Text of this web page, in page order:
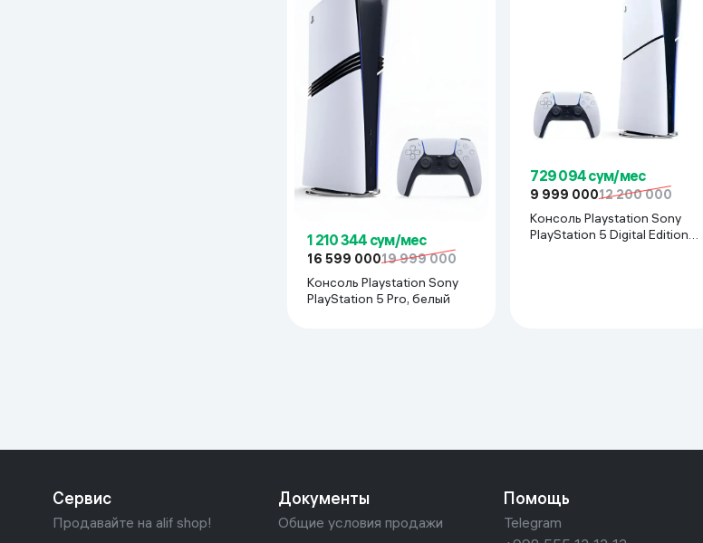
1 210 344 сум/мес
16 599 00019 999 000
Консоль Playstation Sony
PlayStation 5 Pro, белый
729 094 сум/мес
9 999 00012 200 000
Консоль Playstation Sony
PlayStation 5 Digital Edition,
Сервис
Продавайте на alif shop!
Документы
Общие условия продажи
Помощь
Telegram